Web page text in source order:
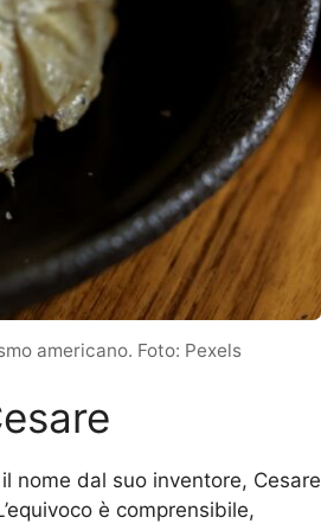
americano. Foto: Pexels
nome dal suo inventore, Cesare
è comprensibile,